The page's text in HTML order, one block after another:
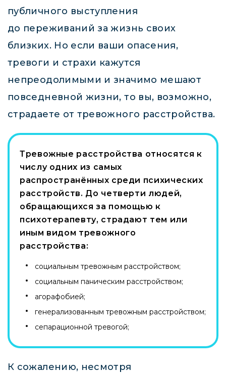
публичного выступления
до переживаний за жизнь своих
близких. Но если ваши опасения,
тревоги и страхи кажутся
непреодолимыми и значимо мешают
повседневной жизни, то вы, возможно,
страдаете от тревожного расстройства.
Тревожные расстройства относятся к
числу одних из самых
распространённых среди психических
расстройств. До четверти людей,
обращающихся за помощью к
психотерапевту, страдают тем или
иным видом тревожного
расстройства:
социальным тревожным расстройством;
социальным паническим расстройством;
агорафобией;
генерализованным тревожным расстройством;
сепарационной тревогой;
К сожалению, несмотря